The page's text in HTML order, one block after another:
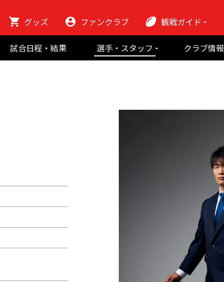
グッズ ファンクラブ
観戦ガイド
初めての観戦
ラグビーって何？
試合日程・結果
選手・スタッフ
クラブ情報